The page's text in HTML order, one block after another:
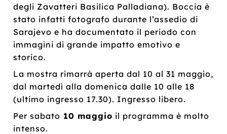
degli Zavatteri Basilica Palladiana). Boccia è
stato infatti fotografo durante l’assedio di
Sarajevo e ha documentato il periodo con
immagini di grande impatto emotivo e
storico.
La mostra rimarrà aperta dal 10 al 31 maggio,
dal martedì alla domenica dalle 10 alle 18
(ultimo ingresso 17.30). Ingresso libero.
Per sabato 10 maggio il programma è molto
intenso.